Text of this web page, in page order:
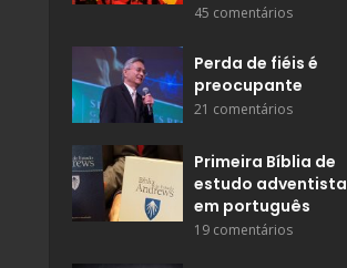
45 comentários
Perda de fiéis é
preocupante
21 comentários
Primeira Bíblia de
estudo adventista
em português
19 comentários